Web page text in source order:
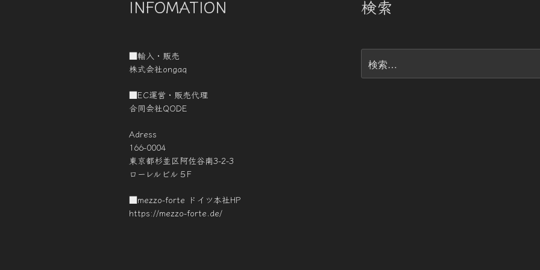
INFOMATION
■輸入・販売
株式会社ongaq
■EC運営・販売代理
合同会社QODE
Adress
166-0004
東京都杉並区阿佐谷南3-2-3
ローレルビル５F
■mezzo-forte ドイツ本社HP
https://mezzo-forte.de/
検索
索: